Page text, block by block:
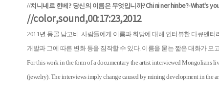
//치니네르 힌베? 당신의 이름은 무엇입니까?Chi ni ner hinbe?-What's
//color,sound,00:17:23,2012
2011년 몽골 남고비. 사람들에게 이름과 희망에 대해 인터뷰한 다큐멘
개발과 그에 따른 변화 등을 짐작할 수 있다. 이름을 묻는 짧은 대화가
For this work in the form of a documentary the artist interviewed Mongolians
(jewelry). The interviews imply change caused by mining development in the